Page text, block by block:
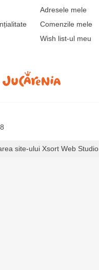
Adresele mele
Comenzile mele
Wish list-ul meu
site-ului Xsort Web Studio